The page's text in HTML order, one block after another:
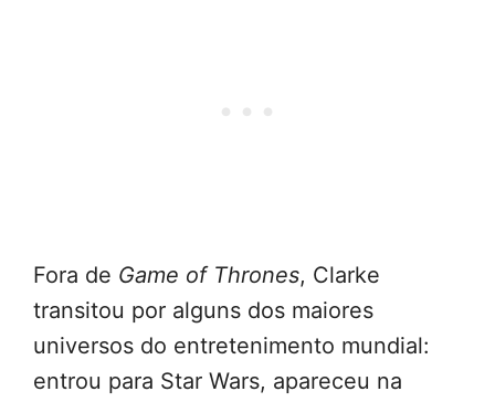
Fora de Game of Thrones, Clarke
transitou por alguns dos maiores
universos do entretenimento mundial:
entrou para Star Wars, apareceu na